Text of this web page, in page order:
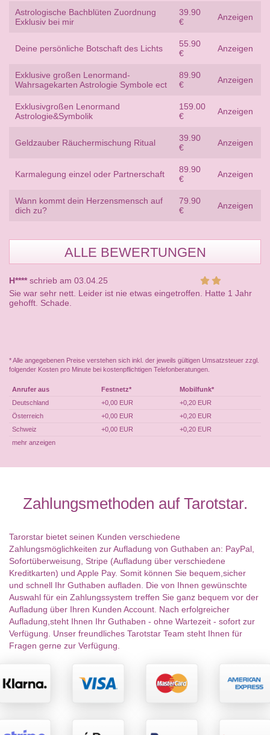
Astrologische Bachblüten Zuordnung
Exklusiv bei mir
39.90
€
Anzeigen
Deine persönliche Botschaft des Lichts
55.90
€
Anzeigen
Exklusive großen Lenormand-
Wahrsagekarten Astrologie Symbole ect
89.90
€
Anzeigen
Exklusivgroßen Lenormand
Astrologie&Symbolik
159.00
€
Anzeigen
Geldzauber Räuchermischung Ritual
39.90
€
Anzeigen
Karmalegung einzel oder Partnerschaft
89.90
€
Anzeigen
Wann kommt dein Herzensmensch auf
dich zu?
79.90
€
Anzeigen
ALLE BEWERTUNGEN
H****schrieb am 03.04.25
Sie war sehr nett. Leider ist nie etwas eingetroffen. Hatte 1 Jahr
gehofft. Schade.
* Alle angegebenen Preise verstehen sich inkl. der jeweils gültigen Umsatzsteuer zzgl.
folgender Kosten pro Minute bei kostenpflichtigen Telefonberatungen.
Anrufer aus Festnetz*
Mobilfunk*
Deutschland
+0,00 EUR
+0,20 EUR
Österreich
+0,00 EUR
+0,20 EUR
Schweiz
+0,00 EUR
+0,20 EUR
mehr anzeigen
Zahlungsmethoden auf Tarotstar.
Tarorstar bietet seinen Kunden verschiedene
Zahlungsmöglichkeiten zur Aufladung von Guthaben an: PayPal,
Sofortüberweisung, Stripe (Aufladung über verschiedene
Kreditkarten) und Apple Pay. Somit können Sie bequem,sicher
und schnell Ihr Guthaben aufladen. Die von Ihnen gewünschte
Auswahl für ein Zahlungssystem treffen Sie ganz bequem vor der
Aufladung über Ihren Kunden Account. Nach erfolgreicher
Aufladung,steht Ihnen Ihr Guthaben - ohne Wartezeit - sofort zur
Verfügung. Unser freundliches Tarotstar Team steht Ihnen für
Fragen gerne zur Verfügung.